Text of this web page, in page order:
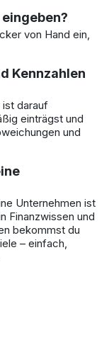
von Hand ein,
Kennzahlen
darauf
einträgst und
und
Unternehmen ist
Finanzwissen und
bekommst du
– einfach,